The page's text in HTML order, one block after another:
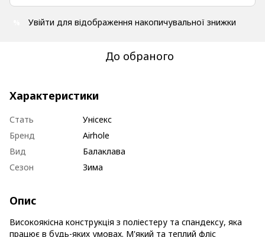
Увійти для відображення накопичувальної знижки
До обраного
Характеристики
Стать
Унісекс
Бренд
Airhole
Вид
Балаклава
Сезон
Зима
Опис
Високоякісна конструкція з поліестеру та спандексу, яка
працює в будь-яких умовах. М'який та теплий фліс